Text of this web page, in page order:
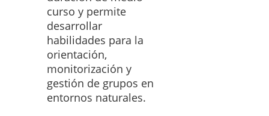
curso y permite
desarrollar
habilidades para la
orientación,
monitorización y
gestión de grupos en
entornos naturales.